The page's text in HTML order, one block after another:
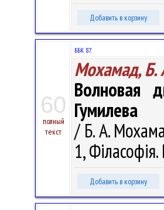
Добавить в корзину
60
полный
текст
ББК 87.
Мохамад, Б.
Волновая
Гумилева
/ Б. А.
1,
Добавить в корзину